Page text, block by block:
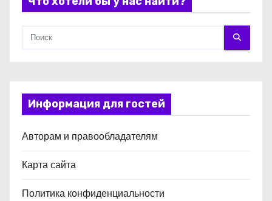
м
Информация для гостей
Авторам и правообладателям
Карта сайта
Политика конфиденциальности